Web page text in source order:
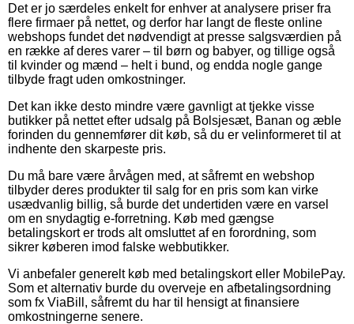
Det er jo særdeles enkelt for enhver at analysere priser fra
flere firmaer på nettet, og derfor har langt de fleste online
webshops fundet det nødvendigt at presse salgsværdien på
en række af deres varer – til børn og babyer, og tillige også
til kvinder og mænd – helt i bund, og endda nogle gange
tilbyde fragt uden omkostninger.
Det kan ikke desto mindre være gavnligt at tjekke visse
butikker på nettet efter udsalg på Bolsjesæt, Banan og æble
forinden du gennemfører dit køb, så du er velinformeret til at
indhente den skarpeste pris.
Du må bare være årvågen med, at såfremt en webshop
tilbyder deres produkter til salg for en pris som kan virke
usædvanlig billig, så burde det undertiden være en varsel
om en snydagtig e-forretning. Køb med gængse
betalingskort er trods alt omsluttet af en forordning, som
sikrer køberen imod falske webbutikker.
Vi anbefaler generelt køb med betalingskort eller MobilePay.
Som et alternativ burde du overveje en afbetalingsordning
som fx ViaBill, såfremt du har til hensigt at finansiere
omkostningerne senere.